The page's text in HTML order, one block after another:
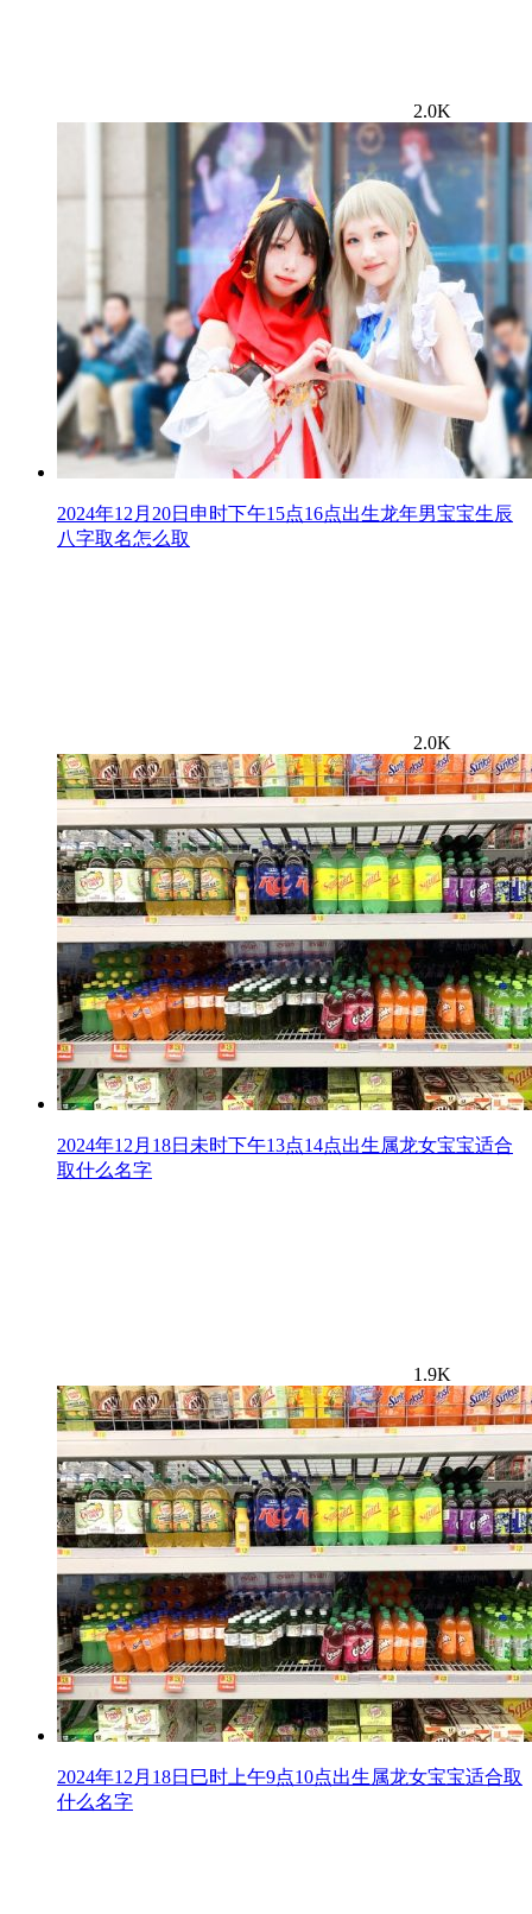
2.0K
2024年12月20日申时下午15点16点出生龙年男宝宝生辰
八字取名怎么取
2.0K
2024年12月18日未时下午13点14点出生属龙女宝宝适合
取什么名字
1.9K
2024年12月18日巳时上午9点10点出生属龙女宝宝适合取
什么名字